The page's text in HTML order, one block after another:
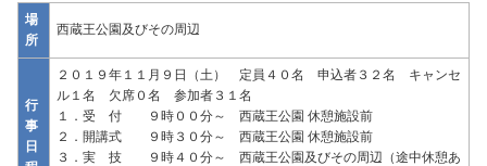
場
所
西蔵王公園及びその周辺
行
事
日
２０１９年１１月９日（土） 定員４０名 申込者３２名 キャンセ
ル１名 欠席０名 参加者３１名
１．受 付 ９時００分～ 西蔵王公園 休憩施設前
２．開講式 ９時３０分～ 西蔵王公園 休憩施設前
３．実 技 ９時４０分～ 西蔵王公園及びその周辺（途中休憩あ